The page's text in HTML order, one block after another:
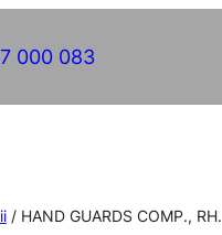
000 083
/ HAND GUARDS COMP., RH.